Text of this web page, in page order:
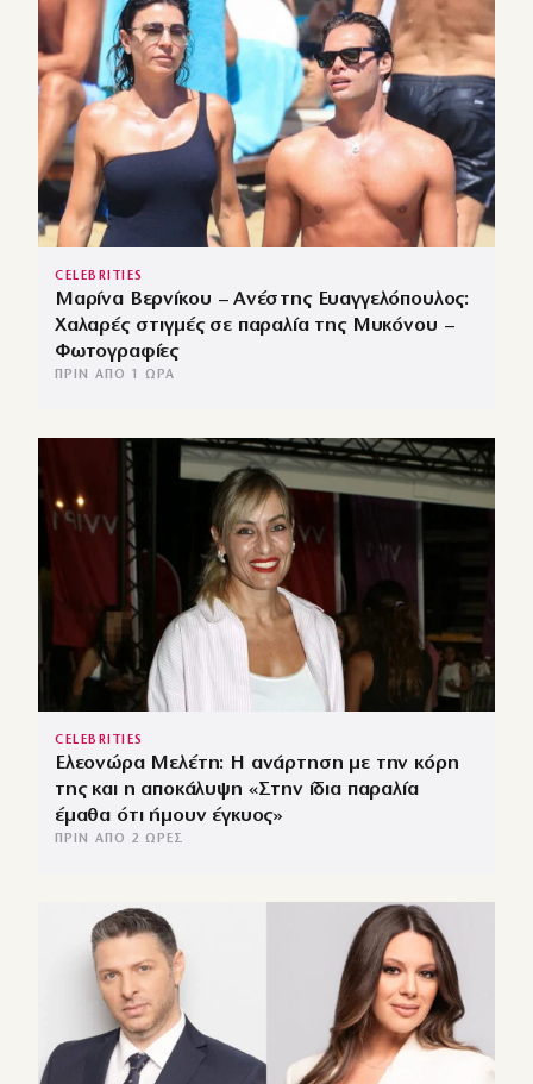
CELEBRITIES
Μαρίνα Βερνίκου – Ανέστης Ευαγγελόπουλος:
Χαλαρές στιγμές σε παραλία της Μυκόνου –
Φωτογραφίες
ΠΡΙΝ ΑΠΌ 1 ΏΡΑ
CELEBRITIES
Ελεονώρα Μελέτη: Η ανάρτηση με την κόρη
της και η αποκάλυψη «Στην ίδια παραλία
έμαθα ότι ήμουν έγκυος»
ΠΡΙΝ ΑΠΌ 2 ΏΡΕΣ